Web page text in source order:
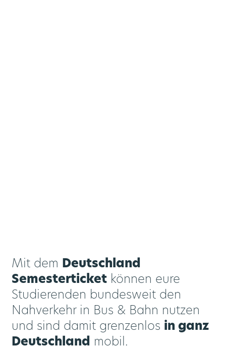
Mit dem
Deutschland
Semesterticket können eure
Studierenden bundesweit den
Nahverkehr in Bus & Bahn nutzen
und sind damit grenzenlos in ganz
Deutschland mobil.